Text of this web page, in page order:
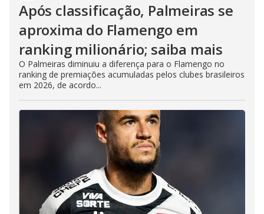
Após classificação, Palmeiras se
aproxima do Flamengo em
ranking milionário; saiba mais
O Palmeiras diminuiu a diferença para o Flamengo no
ranking de premiações acumuladas pelos clubes brasileiros
em 2026, de acordo...